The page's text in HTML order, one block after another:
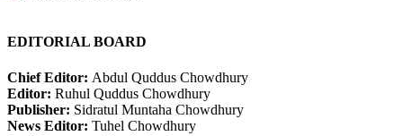
EDITORIAL BOARD
Chief Editor: Abdul Quddus Chowdhury
Editor: Ruhul Quddus Chowdhury
Publisher: Sidratul Muntaha Chowdhury
News Editor: Tuhel Chowdhury